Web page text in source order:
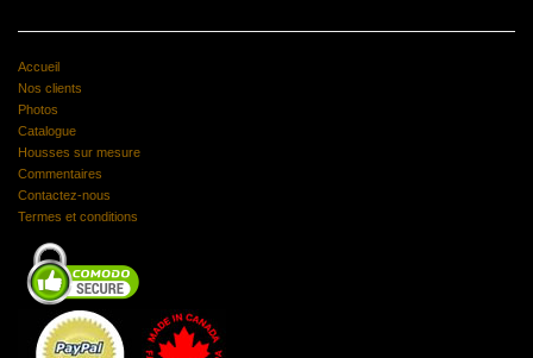
Accueil
Nos clients
Photos
Catalogue
Housses sur mesure
Commentaires
Contactez-nous
Termes et conditions